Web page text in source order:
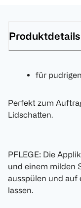
Produktdetails
für
Perfekt zum
Lidschatten.
PFLEGE: Die
und einem milden
ausspülen und auf
lassen.